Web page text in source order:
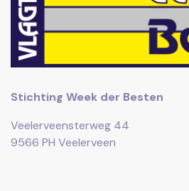
Stichting Week der Besten
Veelerveensterweg 44
9566 PH Veelerveen